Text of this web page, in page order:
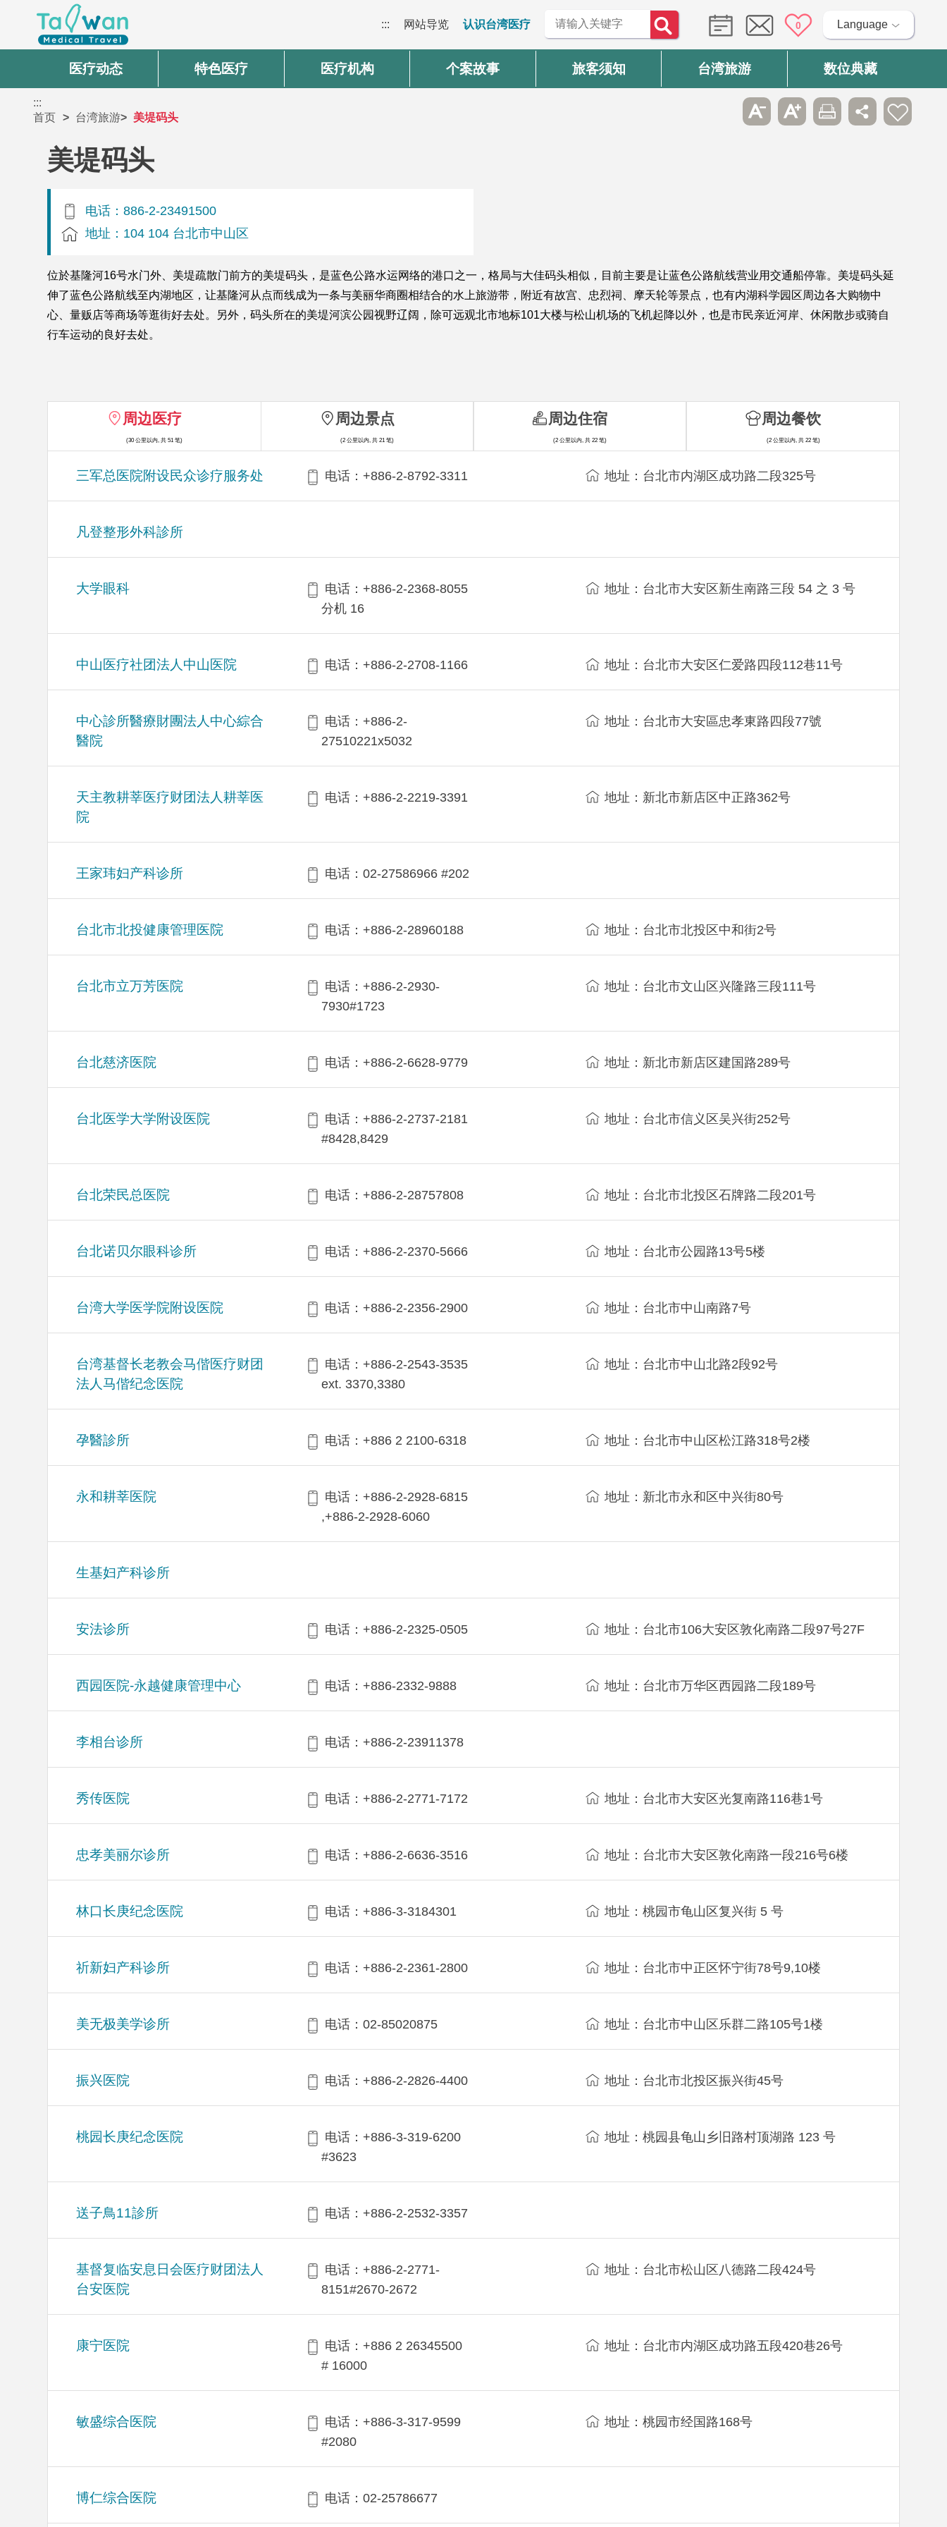
::: 网站导览 认识台湾医疗 0 Language
医疗动态 特色医疗 医疗机构 个案故事 旅客须知 台湾旅游 数位典藏
:::
首页
台湾旅游 美堤码头
美堤码头
电话：886-2-23491500
地址：104 104 台北市中山区
位於基隆河16号水门外、美堤疏散门前方的美堤码头，是蓝色公路水运网络的港口之一，格局与大佳码头相似，目前主要是让蓝色公路航线营业用交通船停靠。美堤码头延
伸了蓝色公路航线至内湖地区，让基隆河从点而线成为一条与美丽华商圈相结合的水上旅游带，附近有故宫、忠烈祠、摩天轮等景点，也有内湖科学园区周边各大购物中
心、量贩店等商场等逛街好去处。另外，码头所在的美堤河滨公园视野辽阔，除可远观北市地标101大楼与松山机场的飞机起降以外，也是市民亲近河岸、休闲散步或骑自
行车运动的良好去处。
周边医疗
(30 公里以内, 共 51 笔)
三军总医院附设民众诊疗服务处 电话：+886-2-8792-3311 地址：台北市内湖区成功路二段325号
凡登整形外科診所
大学眼科
电话：+886-2-2368-8055
分机 16
地址：台北市大安区新生南路三段 54 之 3 号
中山医疗社团法人中山医院 电话：+886-2-2708-1166 地址：台北市大安区仁爱路四段112巷11号
中心診所醫療財團法人中心綜合
醫院
电话：+886-2-
27510221x5032
地址：台北市大安區忠孝東路四段77號
天主教耕莘医疗财团法人耕莘医
院
电话：+886-2-2219-3391 地址：新北市新店区中正路362号
王家玮妇产科诊所 电话：02-27586966 #202
台北市北投健康管理医院 电话：+886-2-28960188 地址：台北市北投区中和街2号
台北市立万芳医院
电话：+886-2-2930-
7930#1723
地址：台北市文山区兴隆路三段111号
台北慈济医院 电话：+886-2-6628-9779 地址：新北市新店区建国路289号
台北医学大学附设医院
电话：+886-2-2737-2181
#8428,8429
地址：台北市信义区吴兴街252号
台北荣民总医院 电话：+886-2-28757808 地址：台北市北投区石牌路二段201号
台北诺贝尔眼科诊所 电话：+886-2-2370-5666 地址：台北市公园路13号5楼
台湾大学医学院附设医院 电话：+886-2-2356-2900 地址：台北市中山南路7号
台湾基督长老教会马偕医疗财团
法人马偕纪念医院
电话：+886-2-2543-3535
ext. 3370,3380
地址：台北市中山北路2段92号
孕醫診所 电话：+886 2 2100-6318 地址：台北市中山区松江路318号2楼
永和耕莘医院
电话：+886-2-2928-6815
,+886-2-2928-6060
地址：新北市永和区中兴街80号
生基妇产科诊所
安法诊所 电话：+886-2-2325-0505 地址：台北市106大安区敦化南路二段97号27F
西园医院-永越健康管理中心 电话：+886-2332-9888 地址：台北市万华区西园路二段189号
李相台诊所 电话：+886-2-23911378
秀传医院 电话：+886-2-2771-7172 地址：台北市大安区光复南路116巷1号
忠孝美丽尔诊所 电话：+886-2-6636-3516 地址：台北市大安区敦化南路一段216号6楼
林口长庚纪念医院 电话：+886-3-3184301 地址：桃园市龟山区复兴街 5 号
祈新妇产科诊所 电话：+886-2-2361-2800 地址：台北市中正区怀宁街78号9,10楼
美无极美学诊所 电话：02-85020875 地址：台北市中山区乐群二路105号1楼
振兴医院 电话：+886-2-2826-4400 地址：台北市北投区振兴街45号
桃园长庚纪念医院
电话：+886-3-319-6200
#3623
地址：桃园县龟山乡旧路村顶湖路 123 号
送子鳥11診所 电话：+886-2-2532-3357
基督复临安息日会医疗财团法人
台安医院
电话：+886-2-2771-
8151#2670-2672
地址：台北市松山区八德路二段424号
康宁医院
电话：+886 2 26345500
# 16000
地址：台北市内湖区成功路五段420巷26号
敏盛综合医院
电话：+886-3-317-9599
#2080
地址：桃园市经国路168号
博仁综合医院 电话：02-25786677
周边景点
(2 公里以内, 共 21 笔)
周边住宿
(2 公里以内, 共 22 笔)
周边餐饮
(2 公里以内, 共 22 笔)